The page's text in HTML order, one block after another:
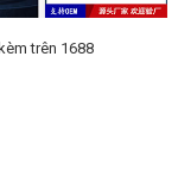
trên 1688